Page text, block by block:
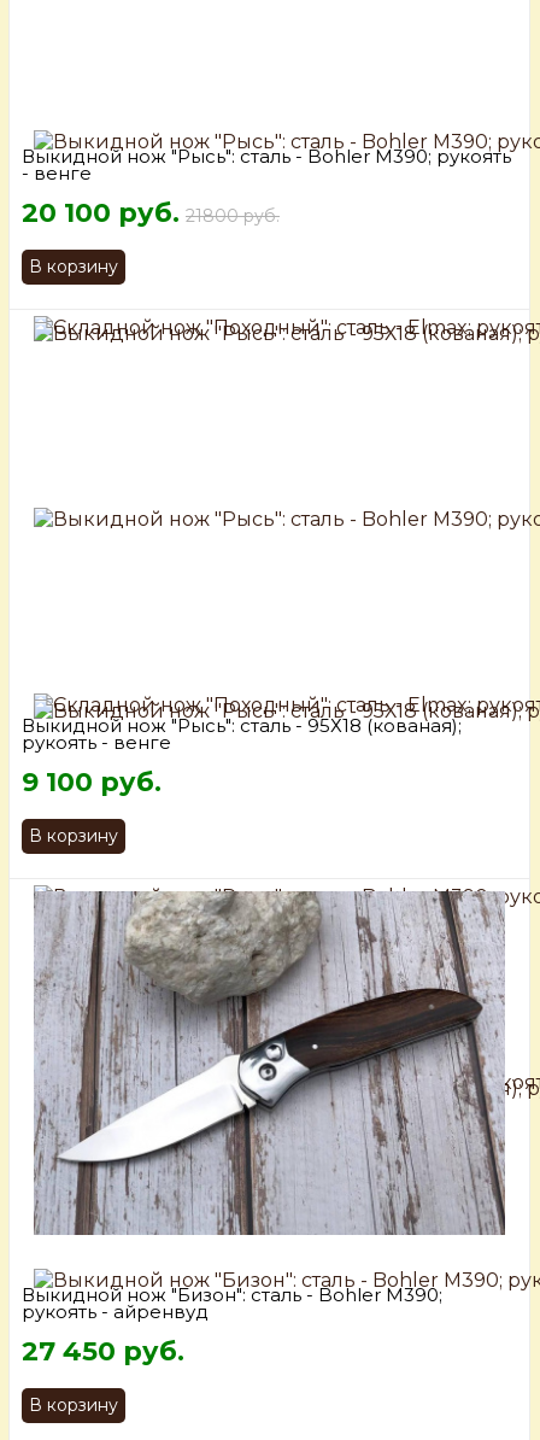
Выкидной нож "Рысь": сталь - Bohler М390; рукоять
- венге
20 100 руб. 21800 руб.
В корзину
Выкидной нож "Рысь": сталь - 95Х18 (кованая);
рукоять - венге
9 100 руб.
В корзину
Выкидной нож "Бизон": сталь - Bohler М390;
рукоять - айренвуд
27 450 руб.
В корзину